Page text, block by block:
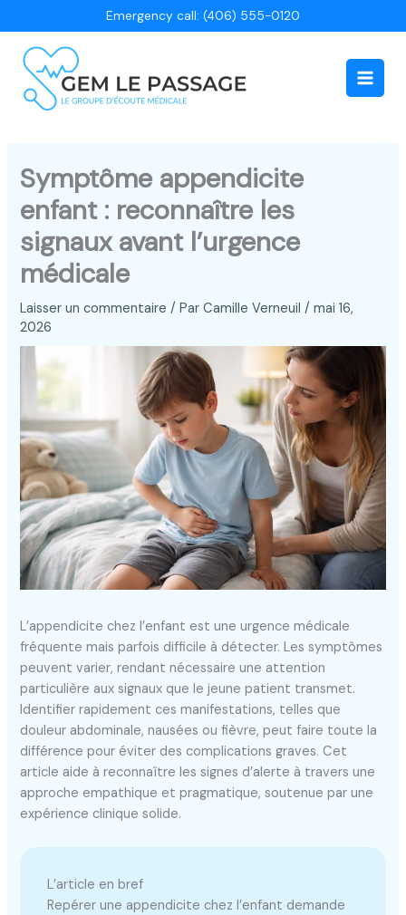
au
contenu
Emergency call: (406) 555-0120
Main
Symptôme appendicite
enfant : reconnaître les
signaux avant l’urgence
médicale
Laisser un commentaire / ParCamille Verneuil/mai 16,
2026
L’appendicite chez l’enfant est une urgence médicale
fréquente mais parfois difficile à détecter. Les symptômes
peuvent varier, rendant nécessaire une attention
particulière aux signaux que le jeune patient transmet.
Identifier rapidement ces manifestations, telles que
douleur abdominale, nausées ou fièvre, peut faire toute la
différence pour éviter des complications graves. Cet
article aide à reconnaître les signes d’alerte à travers une
approche empathique et pragmatique, soutenue par une
expérience clinique solide.
L’article en bref
Repérer une appendicite chez l’enfant demande